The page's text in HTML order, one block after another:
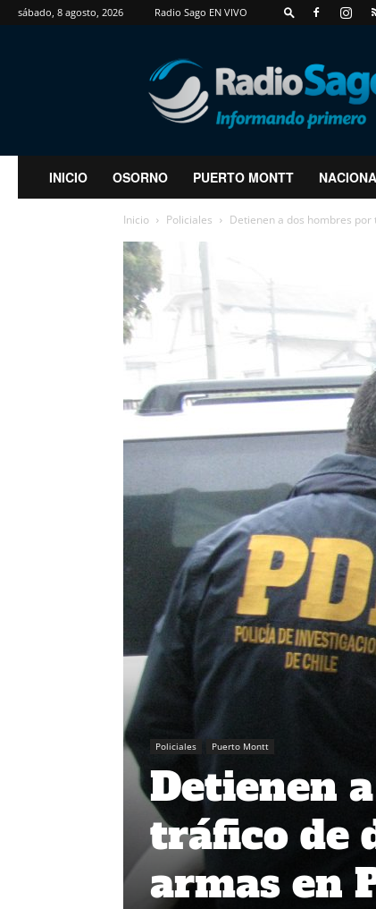
sábado, 8 agosto, 2026 Radio Sago EN VIVO
RadioSago
INICIO OSORNO PUERTO MONTT
Inicio Policiales Detienen a dos hombres
Policiales Puerto Montt
Detienen
tráfico de
armas en